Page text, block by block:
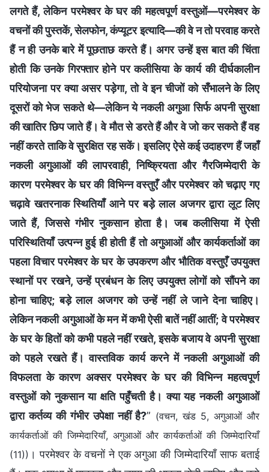
लगते हैं, लेकिन परमेश्वर के घर की महत्वपूर्ण वस्तुओं—परमेश्वर के
वचनों की पुस्तकें, सेलफोन, कंप्यूटर इत्यादि—की वे न तो परवाह करते
हैं न ही उनके बारे में पूछताछ करते हैं। अगर उन्हें इस बात की चिंता
होती कि उनके गिरफ्तार होने पर कलीसिया के कार्य की दीर्घकालीन
परियोजना पर क्या असर पड़ेगा, तो वे इन चीजों को सँभालने के लिए
दूसरों को भेज सकते थे—लेकिन ये नकली अगुआ सिर्फ अपनी सुरक्षा
की खातिर छिप जाते हैं। वे मौत से डरते हैं और वे जो कर सकते हैं वह
नहीं करते ताकि वे सुरक्षित रह सकें। इसलिए ऐसे कई उदाहरण हैं जहाँ
नकली अगुआओं की लापरवाही, निष्क्रियता और गैरजिम्मेदारी के
कारण परमेश्वर के घर की विभिन्न वस्तुएँ और परमेश्वर को चढ़ाए गए
चढ़ावे खतरनाक स्थितियाँ आने पर बड़े लाल अजगर द्वारा लूट लिए
जाते हैं, जिससे गंभीर नुकसान होता है। जब कलीसिया में ऐसी
परिस्थितियाँ उत्पन्न हुई ही होती हैं तो अगुआओं और कार्यकर्ताओं का
पहला विचार परमेश्वर के घर के उपकरण और भौतिक वस्तुएँ उपयुक्त
स्थानों पर रखने, उन्हें प्रबंधन के लिए उपयुक्त लोगों को सौंपने का
होना चाहिए; बड़े लाल अजगर को उन्हें नहीं ले जाने देना चाहिए।
लेकिन नकली अगुआओं के मन में कभी ऐसी बातें नहीं आतीं; वे परमेश्वर
के घर के हितों को कभी पहले नहीं रखते, इसके बजाय वे अपनी सुरक्षा
को पहले रखते हैं। वास्तविक कार्य करने में नकली अगुआओं की
विफलता के कारण अक्सर परमेश्वर के घर की विभिन्न महत्वपूर्ण
वस्तुओं को नुकसान या क्षति पहुँचती है। क्या यह नकली अगुआओं
द्वारा कर्तव्य की गंभीर उपेक्षा नहीं है?” (वचन, खंड 5, अगुआओं और
कार्यकर्ताओं की जिम्मेदारियाँ, अगुआओं और कार्यकर्ताओं की जिम्मेदारियाँ
(11)) । परमेश्वर के वचनों ने एक अगुआ की जिम्मेदारियाँ साफ बताई